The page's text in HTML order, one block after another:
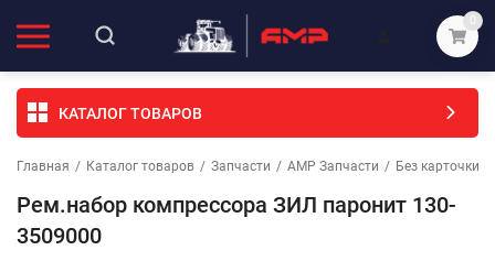
0
КАТАЛОГ ТОВАРОВ
Главная / Каталог товаров / Запчасти / АМР Запчасти / Без карточки
Рем.набор компрессора ЗИЛ паронит 130-
3509000